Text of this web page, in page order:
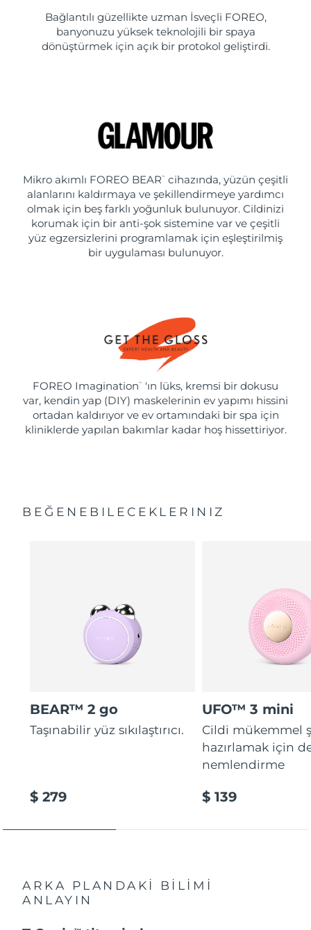
Bağlantılı güzellikte uzman İsveçli FOREO,
banyonuzu yüksek teknolojili bir spaya
dönüştürmek için açık bir protokol geliştirdi.
Mikro akımlı FOREO BEAR ™
cihazında, yüzün çeşitli
alanlarını kaldırmaya ve şekillendirmeye yardımcı
olmak için beş farklı yoğunluk bulunuyor. Cildinizi
korumak için bir anti-şok sistemine var ve çeşitli
yüz egzersizlerini programlamak için eşleştirilmiş
bir uygulaması bulunuyor.
FOREO Imagination ™
'ın lüks, kremsi bir dokusu
var, kendin yap (DIY) maskelerinin ev yapımı hissini
ortadan kaldırıyor ve ev ortamındaki bir spa için
kliniklerde yapılan bakımlar kadar hoş hissettiriyor.
BEĞENEBILECEKLERINIZ
BEAR™ 2 go
Taşınabilir yüz sıkılaştırıcı.
$ 279
UFO™ 3 mini
Cildi mükemmel
hazırlamak için
nemlendirme
$ 139
ARKA PLANDAKİ BİLİMİ
ANLAYIN